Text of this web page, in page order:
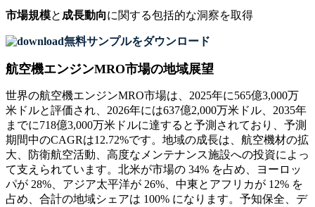
市場規模と 成長動向に関する包括的な洞察を取得
無料サンプルをダウンロード
航空機エンジンMRO市場の地域展望
世界の航空機エンジンMRO市場は、2025年に565億3,000万
米ドルと評価され、2026年には637億2,000万米ドル、2035年
までに718億3,000万米ドルに達すると予測されており、予測
期間中のCAGRは12.72%です。地域の成長は、航空機材の拡
大、防衛航空活動、高度なメンテナンス施設への投資によっ
て支えられています。北米が市場の 34% を占め、ヨーロッ
パが 28%、アジア太平洋が 26%、中東とアフリカが 12% を
占め、合計の地域シェアは 100% になります。予知保全、デ